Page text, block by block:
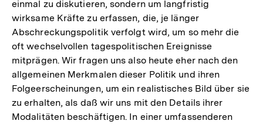
einmal zu diskutieren, sondern um langfristig
wirksame Kräfte zu erfassen, die, je länger
Abschreckungspolitik verfolgt wird, um so mehr die
oft wechselvollen tagespolitischen Ereignisse
mitprägen. Wir fragen uns also heute eher nach den
allgemeinen Merkmalen dieser Politik und ihren
Folgeerscheinungen, um ein realistisches Bild über sie
zu erhalten, als daß wir uns mit den Details ihrer
Modalitäten beschäftigen. In einer umfassenderen